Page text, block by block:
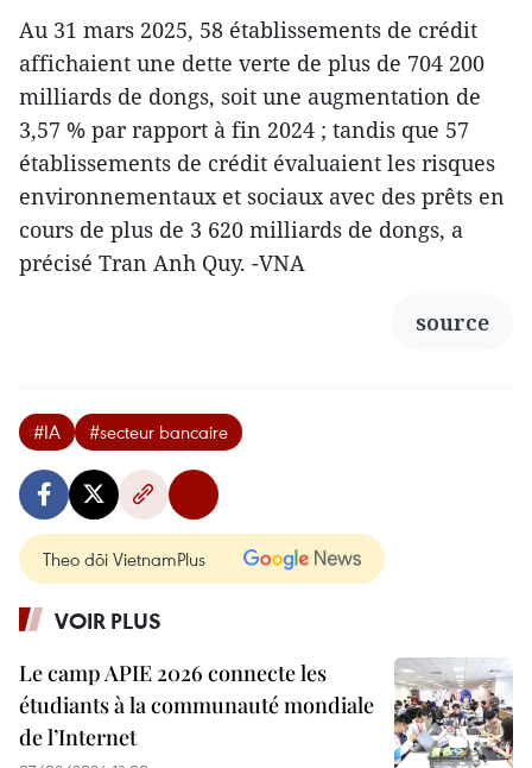
Au 31 mars 2025, 58 établissements de crédit
affichaient une dette verte de plus de 704 200
milliards de dongs, soit une augmentation de
3,57 % par rapport à fin 2024 ; tandis que 57
établissements de crédit évaluaient les risques
environnementaux et sociaux avec des prêts en
cours de plus de 3 620 milliards de dongs, a
précisé Tran Anh Quy. -VNA
source
#IA #secteur bancaire
Theo dõi VietnamPlus
VOIR PLUS
Le camp APIE 2026 connecte les
étudiants à la communauté mondiale
de l’Internet